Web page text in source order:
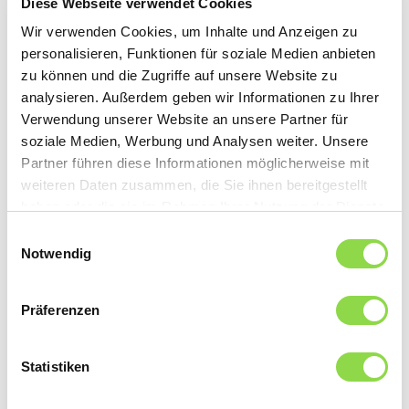
Wir verwenden Cookies, um Inhalte und Anzeigen zu
personalisieren, Funktionen für soziale Medien anbieten
zu können und die Zugriffe auf unsere Website zu
analysieren. Außerdem geben wir Informationen zu Ihrer
Verwendung unserer Website an unsere Partner für
soziale Medien, Werbung und Analysen weiter. Unsere
Partner führen diese Informationen möglicherweise mit
weiteren Daten zusammen, die Sie ihnen bereitgestellt
Notwendig
Präferenzen
Statistiken
intelligente conviene sotto più di un aspetto.
Da tempo ormai, i fabbricanti sono consapevoli
costantemente all’ottimizzazione dei loro prodotti. La
parola d’ordine è: prestazioni più alte, durata di vita